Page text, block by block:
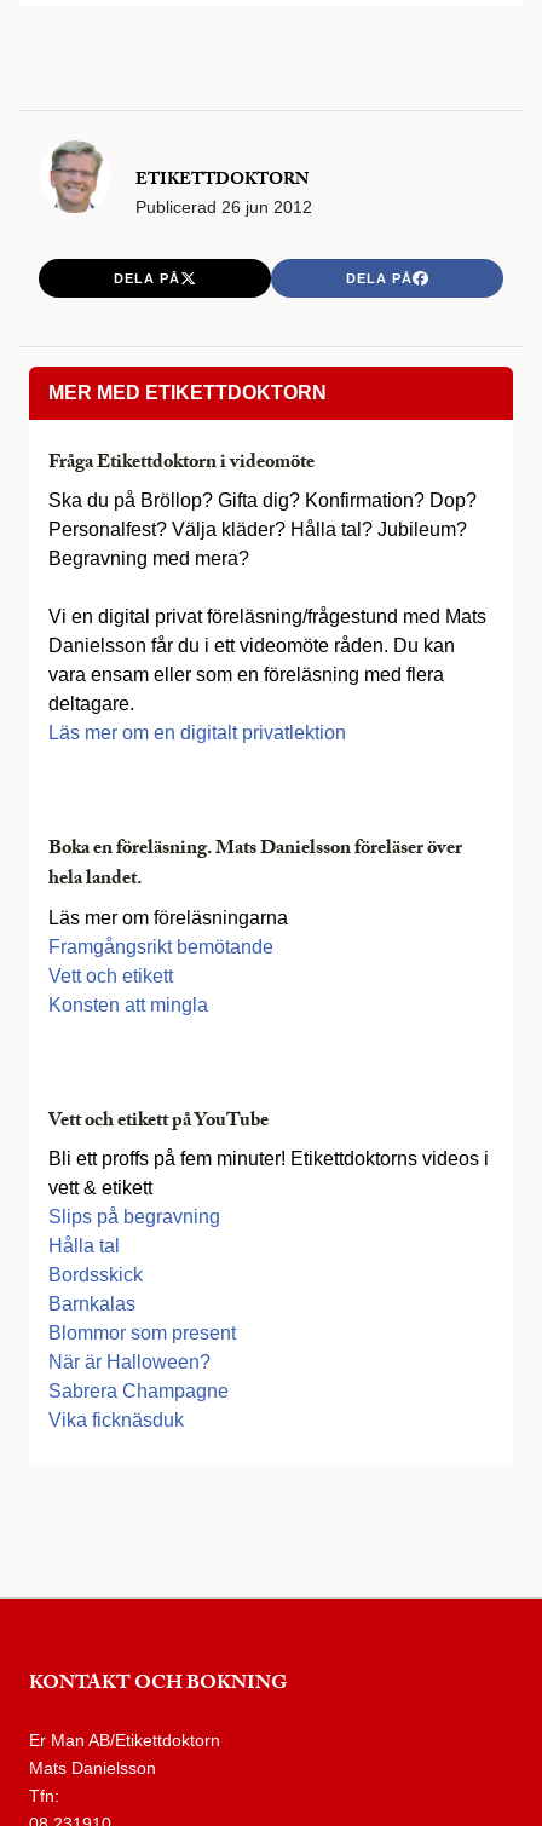
ETIKETTDOKTORN
Publicerad 26 jun 2012
DELA PÅ DELA PÅ
MER MED ETIKETTDOKTORN
Fråga Etikettdoktorn i videomöte
Ska du på Bröllop? Gifta dig? Konfirmation? Dop?
Personalfest? Välja kläder? Hålla tal? Jubileum?
Begravning med mera?
Vi en digital privat föreläsning/frågestund med Mats
Danielsson får du i ett videomöte råden. Du kan
vara ensam eller som en föreläsning med flera
deltagare.
Läs mer om en digitalt privatlektion
Boka en föreläsning. Mats Danielsson föreläser över
hela landet.
Läs mer om föreläsningarna
Framgångsrikt bemötande
Vett och etikett
Konsten att mingla
Vett och etikett på YouTube
Bli ett proffs på fem minuter! Etikettdoktorns videos i
vett & etikett
Slips på begravning
Hålla tal
Bordsskick
Barnkalas
Blommor som present
När är Halloween?
Sabrera Champagne
Vika ficknäsduk
KONTAKT OCH BOKNING
Er Man AB/Etikettdoktorn
Mats Danielsson
Tfn: